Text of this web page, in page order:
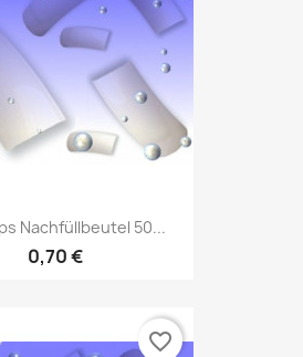
Nachfüllbeutel 50...
0,70 €
favorite_border